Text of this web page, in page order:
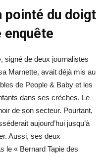
pointé du doigt
enquête
signé de deux journalistes
Marnette, avait déjà mis au
de People & Baby et les
dans ses crèches. Le
de son secteur. Pourtant,
aujourd’hui jusqu’à
Aussi, ses deux
le « Bernard Tapie des